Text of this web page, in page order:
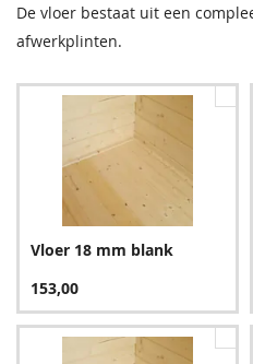
95,85
Blauw
113,85
De vloer bestaat uit een
afwerkplinten.
Vloer 18 mm blank
153,00